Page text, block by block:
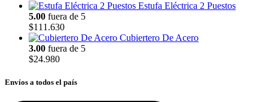
Estufa Eléctrica 2 Puestos
5.00 fuera de 5
$111.630
Cubiertero De Acero
3.00 fuera de 5
$24.980
Envíos a todos el país